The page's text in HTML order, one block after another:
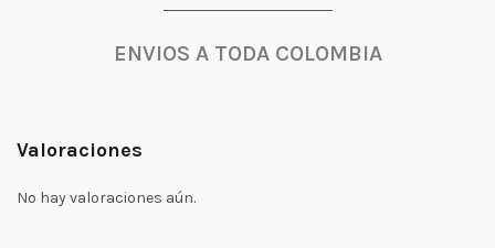
ENVIOS A TODA COLOMBIA
Valoraciones
No hay valoraciones aún.